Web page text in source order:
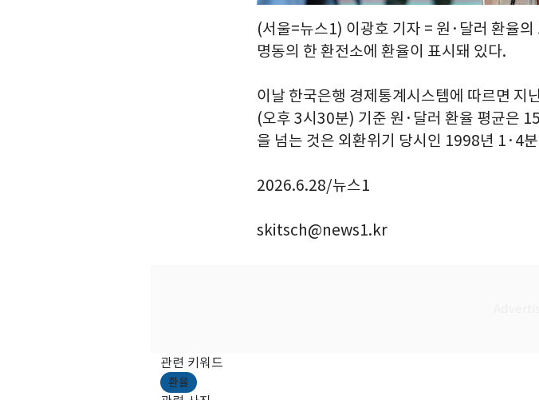
(서울=뉴스1) 이광호 기자 = 원·달러 환율
명동의 한 환전소에 환율이 표시돼 있다.
이날 한국은행 경제통계시스템에 따르면 지
(오후 3시30분) 기준 원·달러 환율 평균은
을 넘는 것은 외환위기 당시인 1998년 1·4
2026.6.28/뉴스1
skitsch@news1.kr
관련 키워드
환율